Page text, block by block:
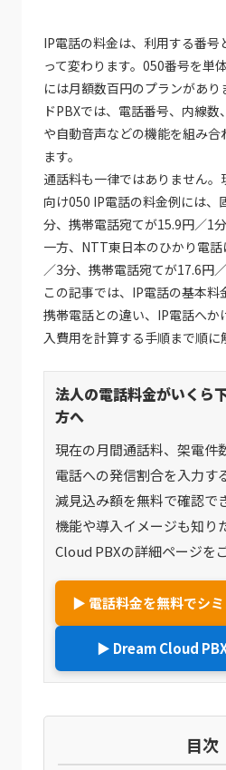
IP電話の料金は、利用する番号
って変わります。050番号を単
には月額数百円のプランがあ
ドPBXでは、電話番号、内線
や自動音声などの機能を組み
ます。
通話料も一律ではありません
向け050 IP電話の料金例には、
分、携帯電話宛てが15.9円／1
一方、NTT東日本のひかり電
／3分、携帯電話宛てが17.6円／
この記事では、IP電話の基本料
携帯電話との違い、IP電話へか
入費用を計算する手順まで順に
法人の電話料金がいくら
方へ
現在の月間通話料、架電件
電話への発信割合を入力す
減見込み額を無料で確認で
機能や導入イメージも知り
Cloud PBXの詳細ページを
▶ 電話料金を無料でシ
▶ Dream Cloud
目次